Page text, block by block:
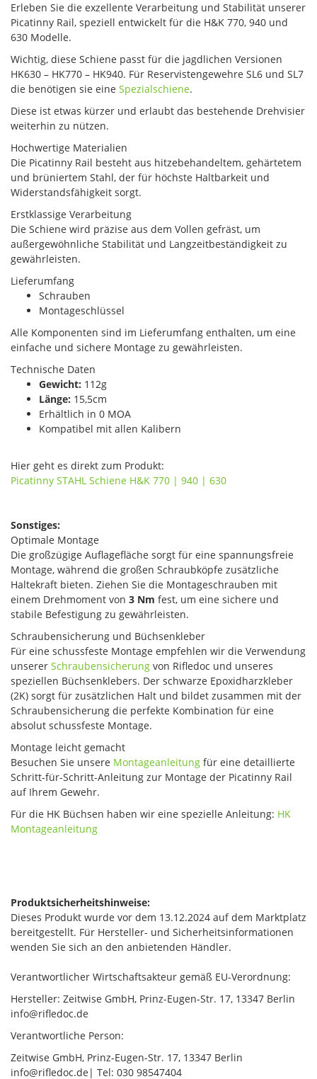
Erleben Sie die exzellente Verarbeitung und Stabilität unserer
Picatinny Rail, speziell entwickelt für die H&K 770, 940 und
630 Modelle.
Wichtig, diese Schiene passt für die jagdlichen Versionen
HK630 – HK770 – HK940. Für Reservistengewehre SL6 und SL7
die benötigen sie eine Spezialschiene.
Diese ist etwas kürzer und erlaubt das bestehende Drehvisier
weiterhin zu nützen.
Hochwertige Materialien
Die Picatinny Rail besteht aus hitzebehandeltem, gehärtetem
und brüniertem Stahl, der für höchste Haltbarkeit und
Widerstandsfähigkeit sorgt.
Erstklassige Verarbeitung
Die Schiene wird präzise aus dem Vollen gefräst, um
außergewöhnliche Stabilität und Langzeitbeständigkeit zu
gewährleisten.
Lieferumfang
Schrauben
Montageschlüssel
Alle Komponenten sind im Lieferumfang enthalten, um eine
einfache und sichere Montage zu gewährleisten.
Technische Daten
Gewicht: 112g
Länge: 15,5cm
Erhältlich in 0 MOA
Kompatibel mit allen Kalibern
Hier geht es direkt zum Produkt:
Picatinny STAHL Schiene H&K 770 | 940 | 630
Sonstiges:
Optimale Montage
Die großzügige Auflagefläche sorgt für eine spannungsfreie
Montage, während die großen Schraubköpfe zusätzliche
Haltekraft bieten. Ziehen Sie die Montageschrauben mit
einem Drehmoment von 3 Nm fest, um eine sichere und
stabile Befestigung zu gewährleisten.
Schraubensicherung und Büchsenkleber
Für eine schussfeste Montage empfehlen wir die Verwendung
unserer Schraubensicherung von Rifledoc und unseres
speziellen Büchsenklebers. Der schwarze Epoxidharzkleber
(2K) sorgt für zusätzlichen Halt und bildet zusammen mit der
Schraubensicherung die perfekte Kombination für eine
absolut schussfeste Montage.
Montage leicht gemacht
Besuchen Sie unsere Montageanleitung für eine detaillierte
Schritt-für-Schritt-Anleitung zur Montage der Picatinny Rail
auf Ihrem Gewehr.
Für die HK Büchsen haben wir eine spezielle Anleitung: HK
Montageanleitung
Produktsicherheitshinweise:
Dieses Produkt wurde vor dem 13.12.2024 auf dem Marktplatz
bereitgestellt. Für Hersteller- und Sicherheitsinformationen
wenden Sie sich an den anbietenden Händler.
Verantwortlicher Wirtschaftsakteur gemäß EU-Verordnung:
Hersteller: Zeitwise GmbH, Prinz-Eugen-Str. 17, 13347 Berlin
info@rifledoc.de
Verantwortliche Person:
Zeitwise GmbH, Prinz-Eugen-Str. 17, 13347 Berlin
info@rifledoc.de| Tel: 030 98547404